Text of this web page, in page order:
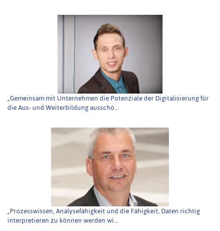
„Gemeinsam mit Unternehmen die Potenziale der Digitalisierung für
die Aus- und Weiterbildung ausschö...
„Prozesswissen, Analysefähigkeit und die Fähigkeit, Daten richtig
interpretieren zu können werden wi...